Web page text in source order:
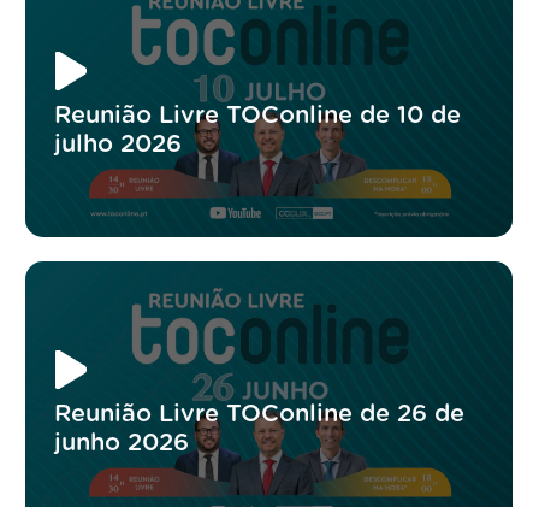
Reunião Livre TOConline de 10 de
julho 2026
Reunião Livre TOConline de 26 de
junho 2026